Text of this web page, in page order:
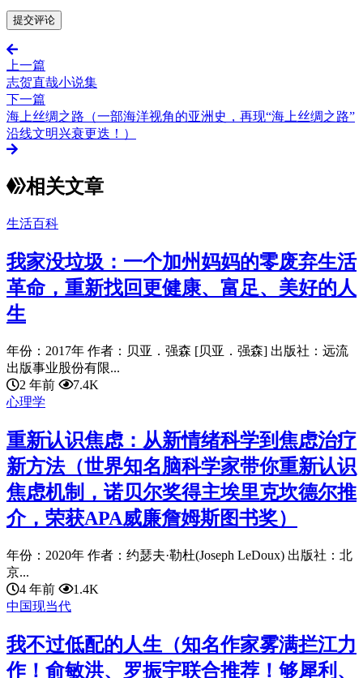
上一篇
志贺直哉小说集
下一篇
海上丝绸之路（一部海洋视角的亚洲史，再现“海上丝绸之路”
沿线文明兴衰更迭！）
相关文章
生活百科
我家没垃圾：一个加州妈妈的零废弃生活
革命，重新找回更健康、富足、美好的人
生
年份：2017年 作者：贝亚．强森 [贝亚．强森] 出版社：远流
出版事业股份有限...
2 年前
7.4K
心理学
重新认识焦虑：从新情绪科学到焦虑治疗
新方法（世界知名脑科学家带你重新认识
焦虑机制，诺贝尔奖得主埃里克坎德尔推
介，荣获APA威廉詹姆斯图书奖）
年份：2020年 作者：约瑟夫·勒杜(Joseph LeDoux) 出版社：北
京...
4 年前
1.4K
中国现当代
我不过低配的人生（知名作家雾满拦江力
作！俞敏洪、罗振宇联合推荐！够犀利、